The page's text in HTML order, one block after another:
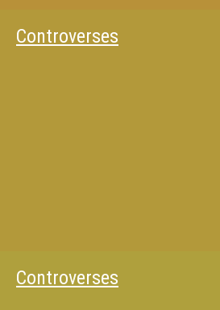
Controverses
Controverses